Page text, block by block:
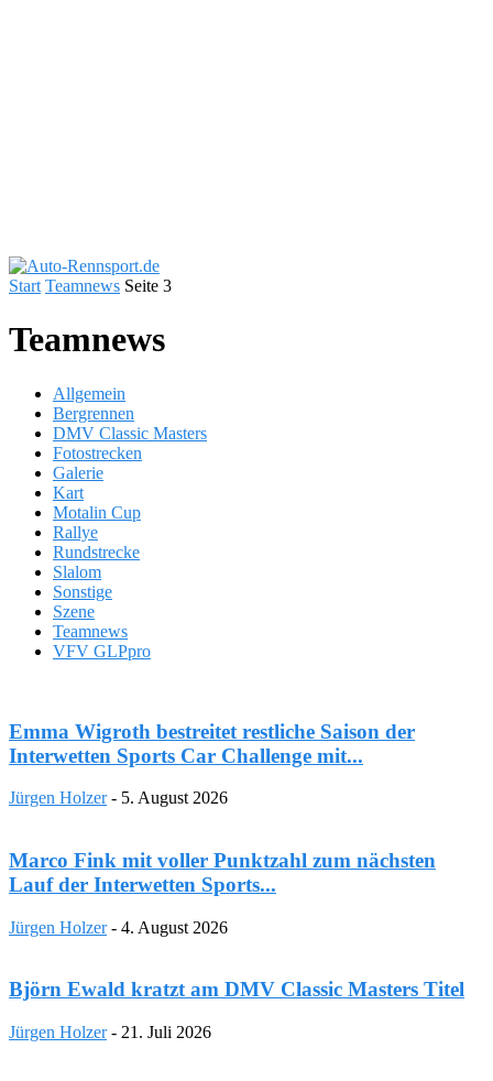
Start Teamnews Seite 3
Teamnews
Allgemein
Bergrennen
DMV Classic Masters
Fotostrecken
Galerie
Kart
Motalin Cup
Rallye
Rundstrecke
Slalom
Sonstige
Szene
Teamnews
VFV GLPpro
Emma Wigroth bestreitet restliche Saison der
Interwetten Sports Car Challenge mit...
Jürgen Holzer - 5. August 2026
Marco Fink mit voller Punktzahl zum nächsten
Lauf der Interwetten Sports...
Jürgen Holzer - 4. August 2026
Björn Ewald kratzt am DMV Classic Masters Titel
Jürgen Holzer - 21. Juli 2026